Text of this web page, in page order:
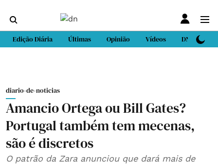
Edição Diária Últimas Opinião Vídeos DN Sport
diario-de-noticias
Amancio Ortega ou Bill Gates?
Portugal também tem mecenas,
são é discretos
O patrão da Zara anunciou que dará mais de